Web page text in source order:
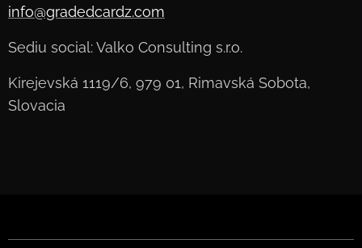
info@gradedcardz.com
Sediu social: Valko Consulting s.r.o.
Kirejevská 1119/6, 979 01, Rimavská Sobota,
Slovacia